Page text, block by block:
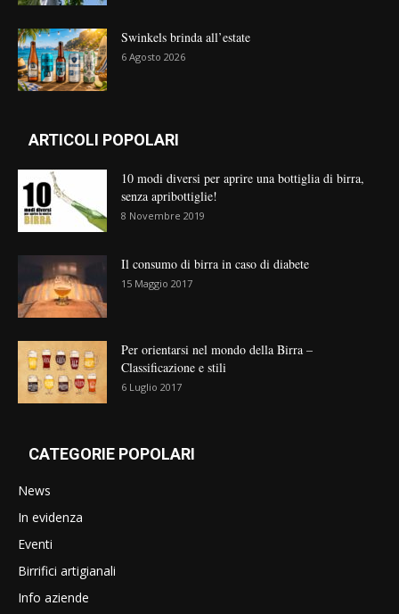
Swinkels brinda all’estate
6 Agosto 2026
ARTICOLI POPOLARI
10 modi diversi per aprire una bottiglia di birra,
senza apribottiglie!
8 Novembre 2019
Il consumo di birra in caso di diabete
15 Maggio 2017
Per orientarsi nel mondo della Birra –
Classificazione e stili
6 Luglio 2017
CATEGORIE POPOLARI
News
In evidenza
Eventi
Birrifici artigianali
Info aziende